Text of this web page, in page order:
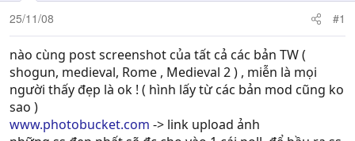
a
e
r
25/11/08 #1
nào cùng post screenshot của tất cả các bản TW (
shogun, medieval, Rome , Medieval 2 ) , miễn là mọi
người thấy đẹp là ok ! ( hình lấy từ các bản mod cũng ko
sao )
www.photobucket.com -> link upload ảnh